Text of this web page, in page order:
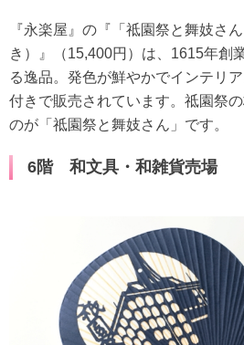
『永楽屋』の『「祗園祭と舞妓さ
き）』（15,400円）は、1615年創
る逸品。発色が鮮やかでインテリ
付きで販売されています。祗園祭
のが「祗園祭と舞妓さん」です。
6階 和文具・和雑貨売場